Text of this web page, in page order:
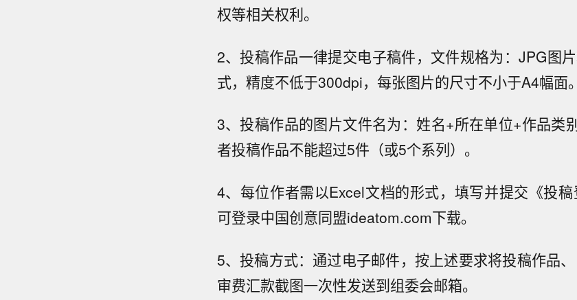
权等相关权利。
2、投稿作品一律提交电子稿件，文件规格为：JPG图
式，精度不低于300dpi，每张图片的尺寸不小于A4幅面。
3、投稿作品的图片文件名为：姓名+所在单位+作品类
者投稿作品不能超过5件（或5个系列）。
4、每位作者需以Excel文档的形式，填写并提交《投
可登录中国创意同盟ideatom.com下载。
5、投稿方式：通过电子邮件，按上述要求将投稿作品
审费汇款截图一次性发送到组委会邮箱。